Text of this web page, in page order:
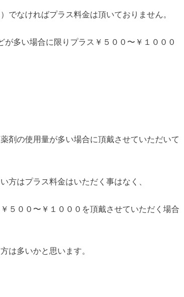
でなければプラス料金は頂いておりません。
多い場合に限りプラス￥５００〜￥１０００
剤の使用量が多い場合に頂戴させていただいて
方はプラス料金はいただく事はなく、
５００〜￥１０００を頂戴させていただく場合
は多いかと思います。